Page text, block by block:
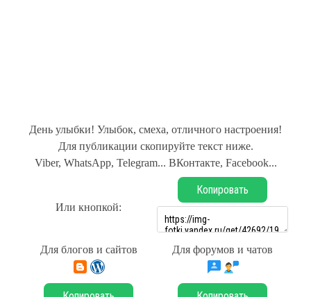
День улыбки! Улыбок, смеха, отличного настроения!
Для публикации скопируйте текст ниже.
Viber, WhatsApp, Telegram... ВКонтакте, Facebook...
Или кнопкой:
Копировать
Для блогов и сайтов Для форумов и чатов